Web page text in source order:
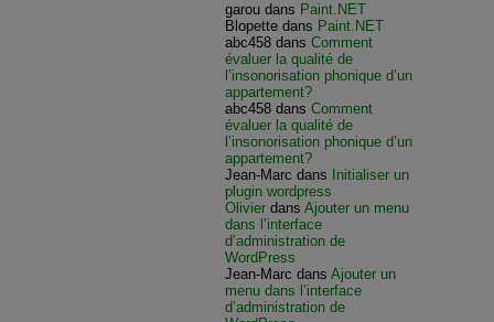
garou dans Paint.NET
Blopette dans Paint.NET
abc458 dansComment
évaluer la qualité de
l’insonorisation phonique d’un
appartement?
abc458 dansComment
évaluer la qualité de
l’insonorisation phonique d’un
appartement?
Jean-Marc dans
Initialiser un
plugin wordpress
Olivier dansAjouter un menu
dans l’interface
d’administration de
WordPress
Jean-Marc dansAjouter un
menu dans l’interface
d’administration de